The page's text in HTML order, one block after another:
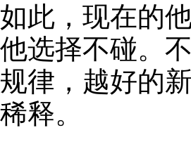
如此，现在的
他选择不碰。
规律，越好的
稀释。